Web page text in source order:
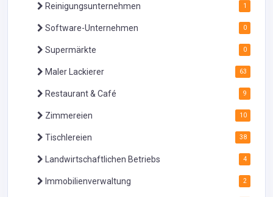
Reinigungsunternehmen 1
Software-Unternehmen 0
Supermärkte 0
Maler Lackierer 63
Restaurant & Café 9
Zimmereien 10
Tischlereien 38
Landwirtschaftlichen Betriebs 4
Immobilienverwaltung 2